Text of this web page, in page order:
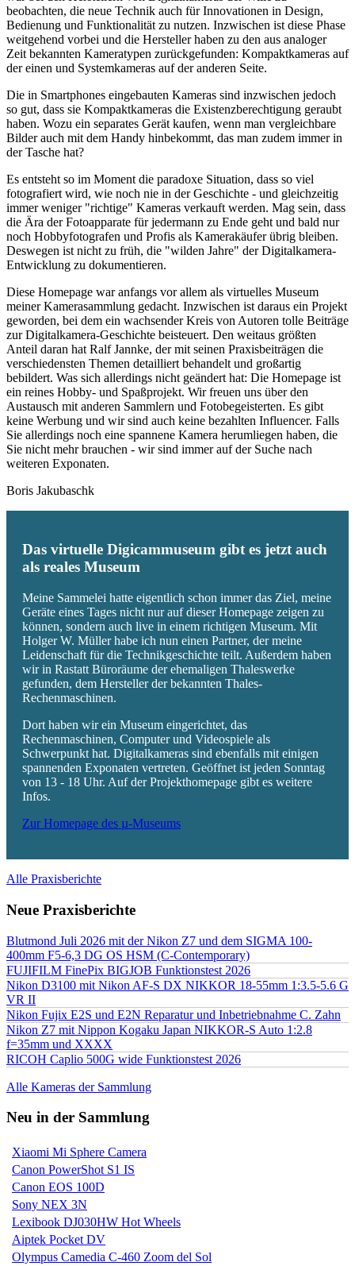
beobachten, die neue Technik auch für Innovationen in Design,
Bedienung und Funktionalität zu nutzen. Inzwischen ist diese Phase
weitgehend vorbei und die Hersteller haben zu den aus analoger
Zeit bekannten Kameratypen zurückgefunden: Kompaktkameras auf
der einen und Systemkameras auf der anderen Seite.
Die in Smartphones eingebauten Kameras sind inzwischen jedoch
so gut, dass sie Kompaktkameras die Existenzberechtigung geraubt
haben. Wozu ein separates Gerät kaufen, wenn man vergleichbare
Bilder auch mit dem Handy hinbekommt, das man zudem immer in
der Tasche hat?
Es entsteht so im Moment die paradoxe Situation, dass so viel
fotografiert wird, wie noch nie in der Geschichte - und gleichzeitig
immer weniger "richtige" Kameras verkauft werden. Mag sein, dass
die Ära der Fotoapparate für jedermann zu Ende geht und bald nur
noch Hobbyfotografen und Profis als Kamerakäufer übrig bleiben.
Deswegen ist nicht zu früh, die "wilden Jahre" der Digitalkamera-
Entwicklung zu dokumentieren.
Diese Homepage war anfangs vor allem als virtuelles Museum
meiner Kamerasammlung gedacht. Inzwischen ist daraus ein Projekt
geworden, bei dem ein wachsender Kreis von Autoren tolle Beiträge
zur Digitalkamera-Geschichte beisteuert. Den weitaus größten
Anteil daran hat Ralf Jannke, der mit seinen Praxisbeiträgen die
verschiedensten Themen detailliert behandelt und großartig
bebildert. Was sich allerdings nicht geändert hat: Die Homepage ist
ein reines Hobby- und Spaßprojekt. Wir freuen uns über den
Austausch mit anderen Sammlern und Fotobegeisterten. Es gibt
keine Werbung und wir sind auch keine bezahlten Influencer. Falls
Sie allerdings noch eine spannene Kamera herumliegen haben, die
Sie nicht mehr brauchen - wir sind immer auf der Suche nach
weiteren Exponaten.
Boris Jakubaschk
Das virtuelle Digicammuseum gibt es jetzt auch
als reales Museum
Meine Sammelei hatte eigentlich schon immer das Ziel, meine
Geräte eines Tages nicht nur auf dieser Homepage zeigen zu
können, sondern auch live in einem richtigen Museum. Mit
Holger W. Müller habe ich nun einen Partner, der meine
Leidenschaft für die Technikgeschichte teilt. Außerdem haben
wir in Rastatt Büroräume der ehemaligen Thaleswerke
gefunden, dem Hersteller der bekannten Thales-
Rechenmaschinen.
Dort haben wir ein Museum eingerichtet, das
Rechenmaschinen, Computer und Videospiele als
Schwerpunkt hat. Digitalkameras sind ebenfalls mit einigen
spannenden Exponaten vertreten. Geöffnet ist jeden Sonntag
von 13 - 18 Uhr. Auf der Projekthomepage gibt es weitere
Infos.
Zur Homepage des µ-Museums
Alle Praxisberichte
Neue Praxisberichte
Blutmond Juli 2026 mit der Nikon Z7 und dem SIGMA 100-
400mm F5-6,3 DG OS HSM (C-Contemporary)
FUJIFILM FinePix BIGJOB Funktionstest 2026
Nikon D3100 mit Nikon AF-S DX NIKKOR 18-55mm 1:3.5-5.6 G
VR II
Nikon Fujix E2S und E2N Reparatur und Inbetriebnahme C. Zahn
Nikon Z7 mit Nippon Kogaku Japan NIKKOR-S Auto 1:2.8
f=35mm und XXXX
RICOH Caplio 500G wide Funktionstest 2026
Alle Kameras der Sammlung
Neu in der Sammlung
Xiaomi Mi Sphere Camera
Canon PowerShot S1 IS
Canon EOS 100D
Sony NEX 3N
Lexibook DJ030HW Hot Wheels
Aiptek Pocket DV
Olympus Camedia C-460 Zoom del Sol